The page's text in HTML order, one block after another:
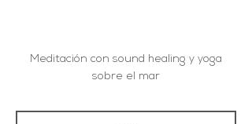
Meditación con sound healing y yoga
sobre el mar